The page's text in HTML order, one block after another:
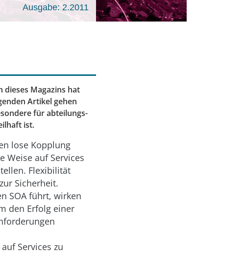
Ausgabe: 2.2011
dieses Magazins hat
Artikel gehen
für abteilungs-
ist.
lose Kopplung
Weise auf Services
Flexibilität
Sicherheit.
SOA führt, wirken
den Erfolg einer
Services zu